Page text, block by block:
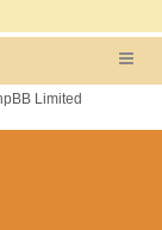
Limited